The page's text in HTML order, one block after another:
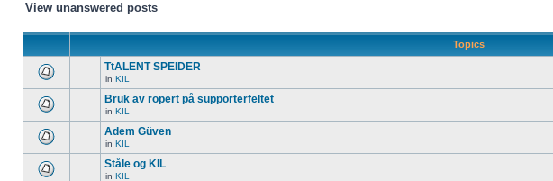
View unanswered posts
Topics
TtALENT SPEIDER
in KIL
Bruk av ropert på supporterfeltet
in KIL
Adem Güven
in KIL
Ståle og KIL
in KIL